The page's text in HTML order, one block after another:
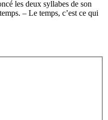
les deux syllabes de son
– Le temps, c’est ce qui